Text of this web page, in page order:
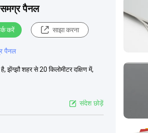
समग्र पैनल
करें साझा करना
पैनल
झेंग्झौ शहर से 20 किलोमीटर दक्षिण में,
संदेश छोड़ें